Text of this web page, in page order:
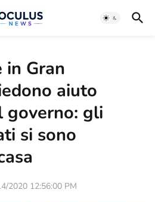
Gran
aiuto
governo: gli
si sono
2020 12:56:00 PM